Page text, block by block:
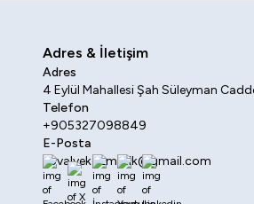
Adres & İletişim
Adres
4 Eylül Mahallesi Şah Süleyman
Telefon
+905327098849
E-Posta
sovalyekozmetik@gmail.com
Facebook
X İnstagram
Youtube